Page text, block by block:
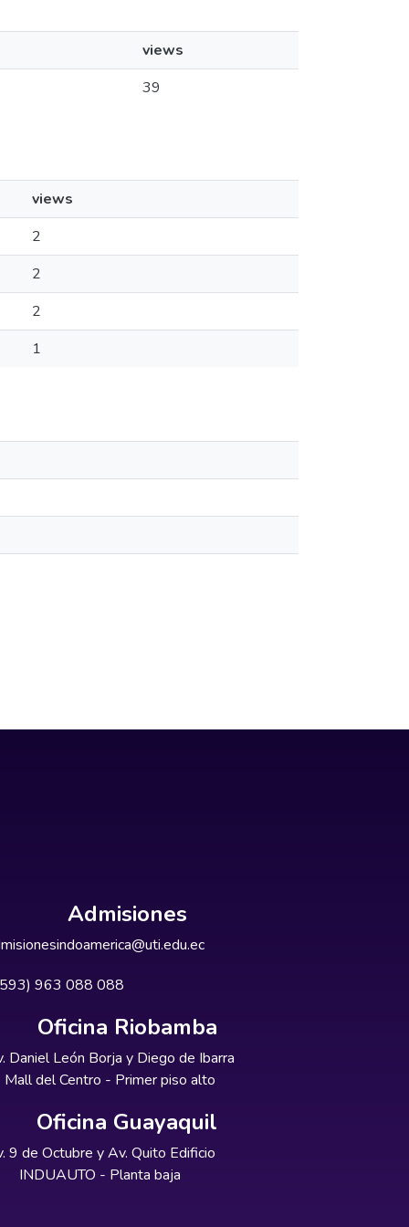
views
39
views
2
2
2
1
Admisiones
963 088 088
Oficina Riobamba
Daniel León Borja y Diego de Ibarra
Mall del Centro - Primer piso alto
Oficina Guayaquil
9 de Octubre y Av. Quito Edificio
INDUAUTO - Planta baja